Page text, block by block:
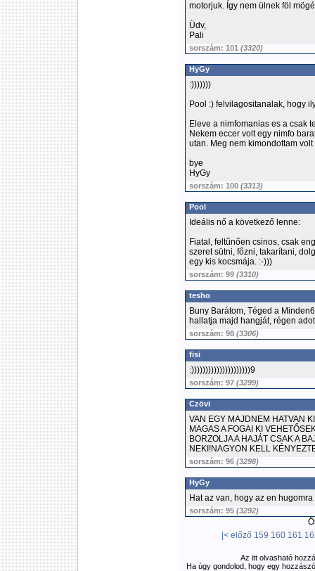
motorjuk. Így nem ülnek föl
Üdv,
Pali
sorszám: 101 (3320)
HyGy
:)))))))
Pool :) felvilagositanalak, hogy
Eleve a nimfomanias es a csak
Nekem eccer volt egy nimfo
utan. Meg nem kimondottam
bye
HyGy
sorszám: 100 (3313)
Pool
Ideális nő a következő lenne:
Fiatal, feltűnően csinos, csak
szeret sütni, főzni, takarítani,
egy kis kocsmája. :-)))
sorszám: 99 (3310)
tesho
Buny Barátom, Téged a
hallatja majd hangját, régen
sorszám: 98 (3306)
fisi
:)))))))))))))))))))))9
sorszám: 97 (3299)
Czövi
VAN EGY MAJDNEM HATVAN
MAGAS A FOGAI KI
BORZOLJA A HAJÁT CSAK A
NEKI!NAGYON KELL
sorszám: 96 (3298)
HyGy
Hat az van, hogy az en
sorszám: 95 (3292)
|< előző 159 160 161
Az itt olvasható
Ha úgy gondolod, hogy egy